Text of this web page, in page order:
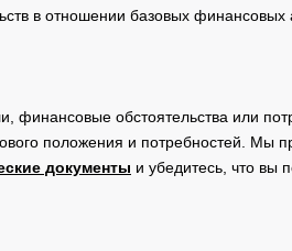
в отношении базовых
обстоятельства или
положения и потребностей. Мы
документы и убедитесь, что вы